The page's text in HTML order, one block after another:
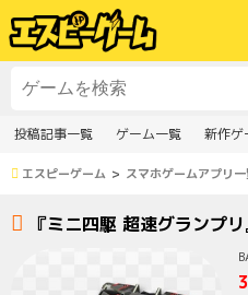
投稿記事一覧 ゲーム一覧 新作ゲ
エスピーゲーム スマホゲームアプリ
『ミニ四駆 超速グランプリ